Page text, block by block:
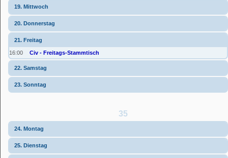
19. Mittwoch
20. Donnerstag
21. Freitag
16:00 Civ - Freitags-Stammtisch
22. Samstag
23. Sonntag
35
24. Montag
25. Dienstag